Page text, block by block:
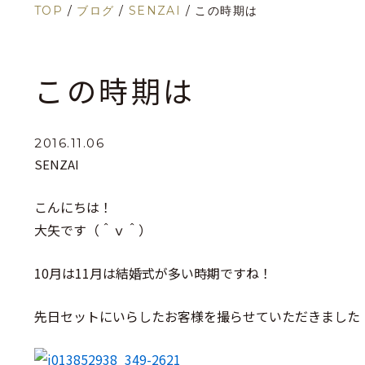
TOP / ブログ / SENZAI / この時期は
この時期は
2016.11.06
SENZAI
こんにちは！
大矢です（＾ｖ＾）
10月は11月は結婚式が多い時期ですね！
先日セットにいらしたお客様を撮らせていただきました